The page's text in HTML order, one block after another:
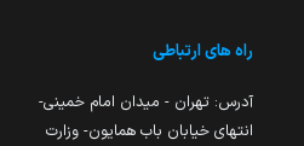
راه های ارتباطی
آدرس: تهران - میدان امام خمینی-
انتهای خیابان باب همایون- وزارت